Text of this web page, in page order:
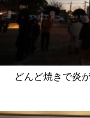
どんど焼きで炎